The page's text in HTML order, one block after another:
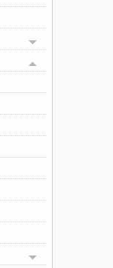
Toggle menu
Toggle menu
Toggle menu